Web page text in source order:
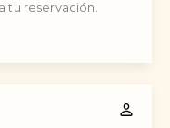
tu reservación.